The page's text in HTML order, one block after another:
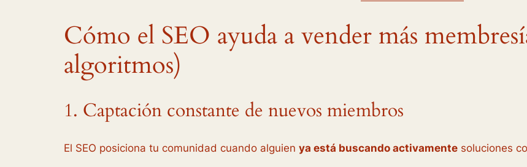
Cómo el SEO ayuda a vender más
algoritmos)
1. Captación constante de nuevos miembros
El SEO posiciona tu comunidad cuando alguien ya está buscando activamente soluciones